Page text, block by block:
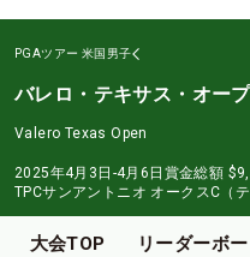
PGAツアー 米国男子
バレロ・テキサス・オー
Valero Texas Open
2025年4月3日-4月6日 賞金総額
TPCサンアントニオ オークスC（テ
大会TOP リーダーボ